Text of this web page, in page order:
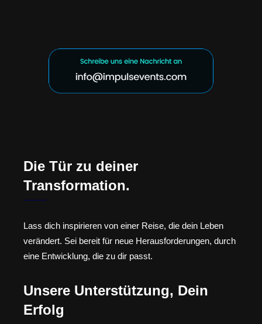
Die Tür zu deiner
Transformation.
Lass dich inspirieren von einer Reise, die dein Leben
verändert. Sei bereit für neue Herausforderungen, durch
eine Entwicklung, die zu dir passt.
Unsere Unterstützung, Dein
Erfolg